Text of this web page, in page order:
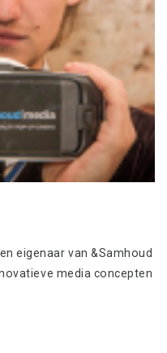
eigenaar van &Samhoud
media concepten